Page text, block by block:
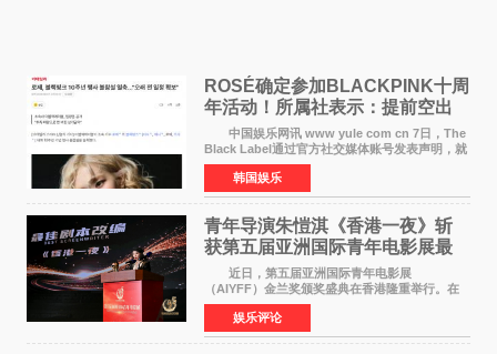
ROSÉ确定参加BLACKPINK十周
年活动！所属社表示：提前空出
了时间
中国娱乐网讯 www yule com cn 7日，The
Black Label通过官方社交媒体账号发表声明，就
近期网络上关于ROS&Eacute;个人行程及是否参
加BLACKPINK出道纪念活动的种种猜测作出正
式回应。 Th
韩国娱乐
青年导演朱愷淇《香港一夜》斩
获第五届亚洲国际青年电影展最
佳剧本改编奖
近日，第五届亚洲国际青年电影展
（AIYFF）金兰奖颁奖盛典在香港隆重举行。在
这场汇聚数百位海内外电影人、文化界人士及媒
体代表的亚洲青年影视盛会上，香港本土电影
《香港一夜》（Dawn in Ho
娱乐评论